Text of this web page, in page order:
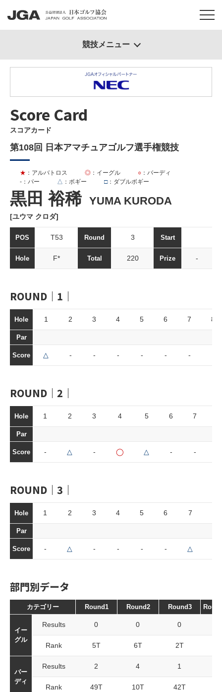
Score Card
スコアカード
第108回 日本アマチュアゴルフ選手権競技
黒田 裕稀 YUMA KURODA
[ユウマ クロダ]
★ ：アルバトロス ◎ ：イーグル ○ ：バーディ
- ：パー △ ：ボギー □：ダブルボギー
POS T53 Round 3 Start
Hole F* Total 220 Prize -
ROUND｜1｜
Hole 1 2 3 4 5 6 7 8
Par
Score △ - - - - - -
ROUND｜2｜
Hole 1 2 3 4 5 6 7
Par
Score - △ - ◯ △ - -
ROUND｜3｜
Hole 1 2 3 4 5 6 7
Par
Score - △ - - - - △
部門別データ
カテゴリー Round1 Round2 Round3
イー
グル
Results 0 0 0
Rank 5T 6T 2T
バー
ディ
Results 2 4 1
Rank 49T 10T 42T
競技メニュー